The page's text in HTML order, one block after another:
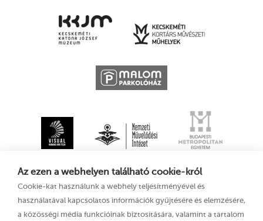
Az ezen a webhelyen található cookie-król
Cookie-kat használunk a webhely teljesítményével és
használatával kapcsolatos információk gyűjtésére és elemzésére,
a közösségi média funkcióinak biztosítására, valamint a tartalom